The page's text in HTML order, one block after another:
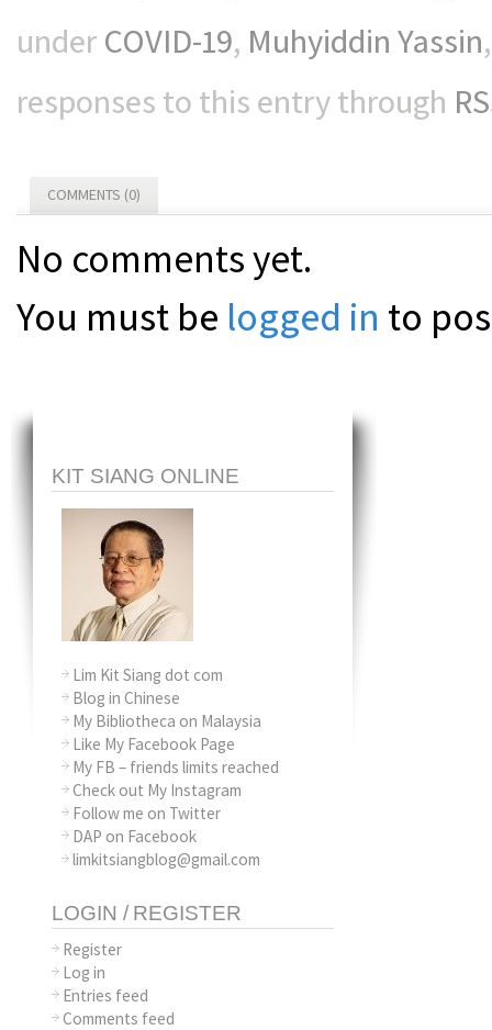
under COVID-19, Muhyiddin Yassin
responses to this entry through
COMMENTS (0)
No comments yet.
You must be logged in to
KIT SIANG ONLINE
Lim Kit Siang dot com
Blog in Chinese
My Bibliotheca on Malaysia
Like My Facebook Page
My FB – friends limits reached
Check out My Instagram
Follow me on Twitter
DAP on Facebook
limkitsiangblog@gmail.com
LOGIN / REGISTER
Register
Log in
Entries feed
Comments feed